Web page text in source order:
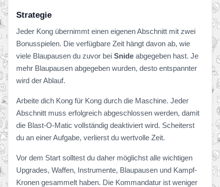
Strategie
Jeder Kong übernimmt einen eigenen Abschnitt mit zwei
Bonusspielen. Die verfügbare Zeit hängt davon ab, wie
viele Blaupausen du zuvor bei Snide abgegeben hast. Je
mehr Blaupausen abgegeben wurden, desto entspannter
wird der Ablauf.
Arbeite dich Kong für Kong durch die Maschine. Jeder
Abschnitt muss erfolgreich abgeschlossen werden, damit
die Blast-O-Matic vollständig deaktiviert wird. Scheiterst
du an einer Aufgabe, verlierst du wertvolle Zeit.
Vor dem Start solltest du daher möglichst alle wichtigen
Upgrades, Waffen, Instrumente, Blaupausen und Kampf-
Kronen gesammelt haben. Die Kommandatur ist weniger